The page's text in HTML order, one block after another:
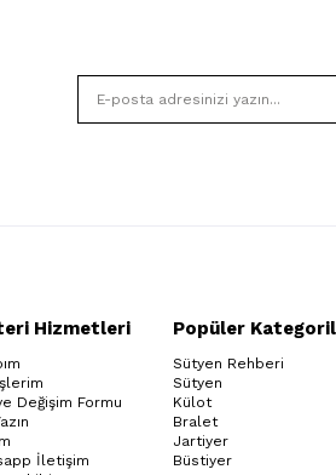
Hizmetleri
Değişim Formu
İletişim
Popüler
Sütyen Rehberi
Sütyen
Külot
Bralet
Jartiyer
Büstiyer